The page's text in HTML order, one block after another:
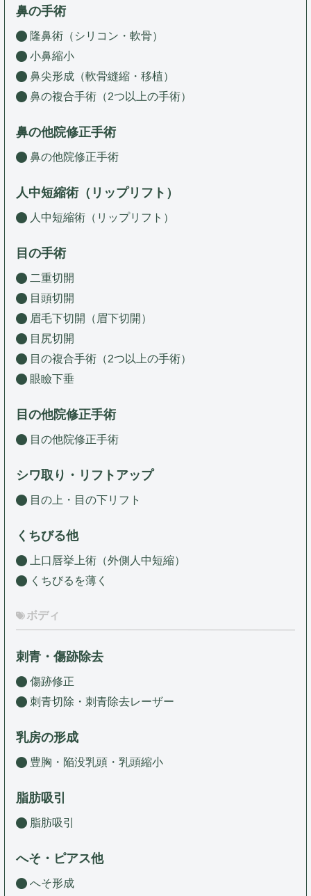
鼻の手術
隆鼻術（シリコン・軟骨）
小鼻縮小
鼻尖形成（軟骨縫縮・移植）
鼻の複合手術（2つ以上の手術）
鼻の他院修正手術
鼻の他院修正手術
人中短縮術（リップリフト）
人中短縮術（リップリフト）
目の手術
二重切開
目頭切開
眉毛下切開（眉下切開）
目尻切開
目の複合手術（2つ以上の手術）
眼瞼下垂
目の他院修正手術
目の他院修正手術
シワ取り・リフトアップ
目の上・目の下リフト
くちびる他
上口唇挙上術（外側人中短縮）
くちびるを薄く
ボディ
刺青・傷跡除去
傷跡修正
刺青切除・刺青除去レーザー
乳房の形成
豊胸・陥没乳頭・乳頭縮小
脂肪吸引
脂肪吸引
へそ・ピアス他
へそ形成